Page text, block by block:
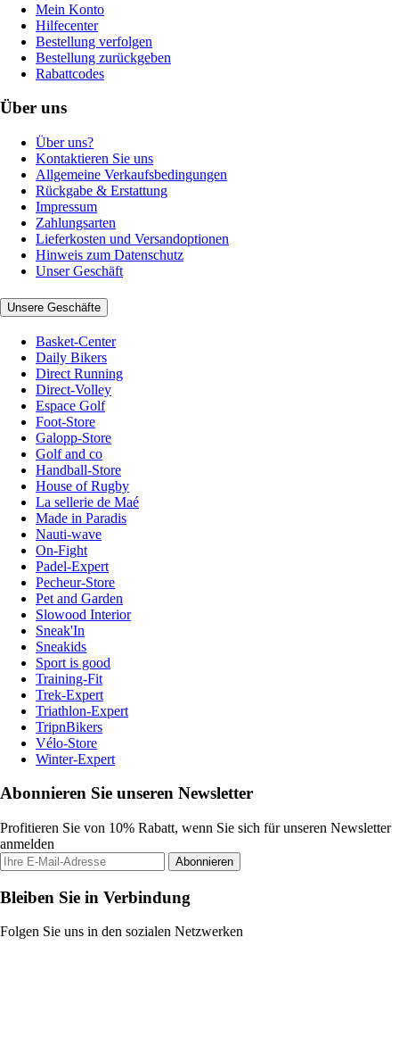
Mein Konto
Hilfecenter
Bestellung verfolgen
Bestellung zurückgeben
Rabattcodes
Über uns
Über uns?
Kontaktieren Sie uns
Allgemeine Verkaufsbedingungen
Rückgabe & Erstattung
Impressum
Zahlungsarten
Lieferkosten und Versandoptionen
Hinweis zum Datenschutz
Unser Geschäft
Unsere Geschäfte
Basket-Center
Daily Bikers
Direct Running
Direct-Volley
Espace Golf
Foot-Store
Galopp-Store
Golf and co
Handball-Store
House of Rugby
La sellerie de Maé
Made in Paradis
Nauti-wave
On-Fight
Padel-Expert
Pecheur-Store
Pet and Garden
Slowood Interior
Sneak'In
Sneakids
Sport is good
Training-Fit
Trek-Expert
Triathlon-Expert
TripnBikers
Vélo-Store
Winter-Expert
Abonnieren Sie unseren Newsletter
Profitieren Sie von 10% Rabatt, wenn Sie sich für unseren Newsletter
anmelden
Abonnieren
Bleiben Sie in Verbindung
Folgen Sie uns in den sozialen Netzwerken